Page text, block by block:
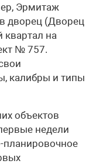
Эрмитаж
дворец (Дворец
на
№ 757.
калибры и типы
объектов
недели
планировочное